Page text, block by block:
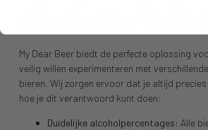
My Dear Beer biedt de perfecte oplossing
veilig willen experimenteren met verschillende
bieren. Wij zorgen ervoor dat je altijd
hoe je dit verantwoord kunt doen:
Duidelijke alcoholpercentages: Alle